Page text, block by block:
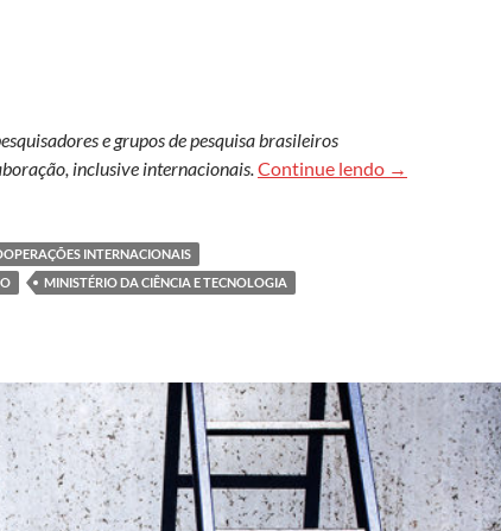
e grupos de pesquisa brasileiros
inclusive internacionais. Continue lendo Entre
→
INTERNACIONAIS
MINISTÉRIO DA CIÊNCIA E TECNOLOGIA